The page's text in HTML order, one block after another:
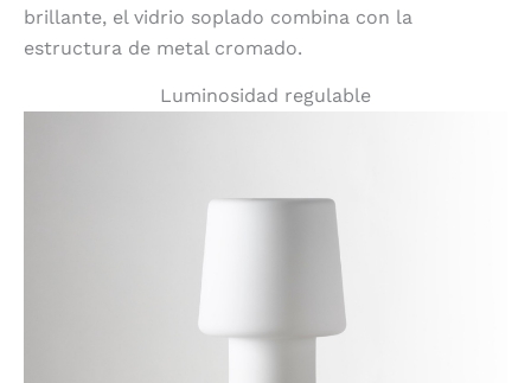
brillante, el vidrio soplado combina con la
estructura de metal cromado.
Luminosidad regulable